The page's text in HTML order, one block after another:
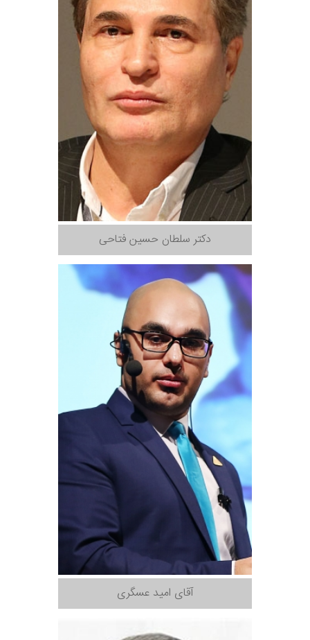
دکتر سلطان حسین فتاحی
آقای امید عسگری